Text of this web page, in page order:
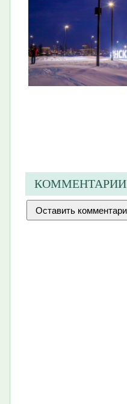
КОММЕНТАРИИ